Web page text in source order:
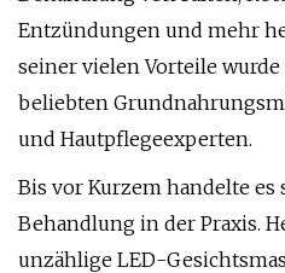
Entzündungen und mehr
seiner vielen Vorteile
beliebten
und Hautpflegeexperten.
Bis vor Kurzem handelte
Behandlung in der Praxis.
unzählige LED-